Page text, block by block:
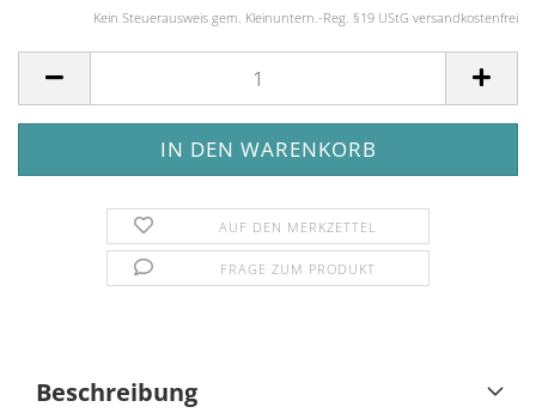
Kein Steuerausweis gem. Kleinuntern.-Reg. §19 UStG versandkostenfrei
AUF DEN MERKZETTEL
FRAGE ZUM PRODUKT
Beschreibung